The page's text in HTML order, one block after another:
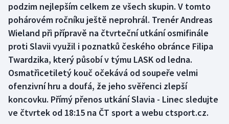
Dostihy
Florbal
Futsal
Golf
Gymnastika
podzim nejlepším celkem ze všech skupin. V tomto
pohárovém ročníku ještě neprohrál. Trenér Andreas
Wieland při přípravě na čtvrteční utkání osmifinále
proti Slavii využil i poznatků českého obránce Filipa
Twardzika, který působí v týmu LASK od ledna.
Osmatřicetiletý kouč očekává od soupeře velmi
ofenzivní hru a doufá, že jeho svěřenci zlepší
koncovku. Přímý přenos utkání Slavia - Linec sledujte
ve čtvrtek od 18:15 na ČT sport a webu ctsport.cz.